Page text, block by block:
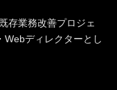
存業務改善プロジェ
Webディレクターとし